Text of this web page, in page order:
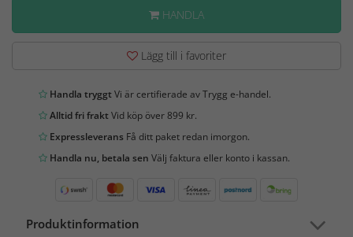
HANDLA
Lägg till i favoriter
Handla tryggtVi är certifierade av Trygg e-handel.
Alltid fri fraktVid köp över 899 kr.
Expressleverans Få ditt paket redan imorgon.
Handla nu, betala sen Välj faktura eller konto i kassan.
Produktinformation